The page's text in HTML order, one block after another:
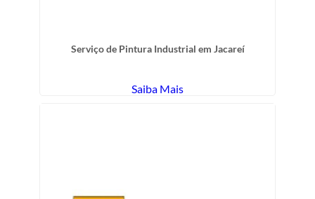
Serviço de Pintura Industrial em Jacareí
Saiba Mais